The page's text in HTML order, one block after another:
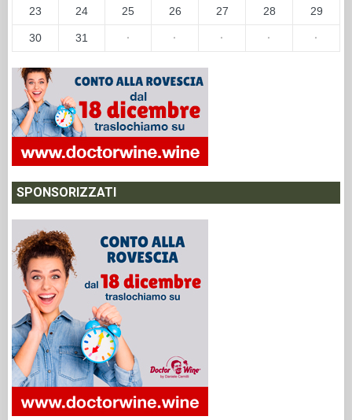
23 24 25 26 27 28 29
30 31 · · · · ·
SPONSORIZZATI